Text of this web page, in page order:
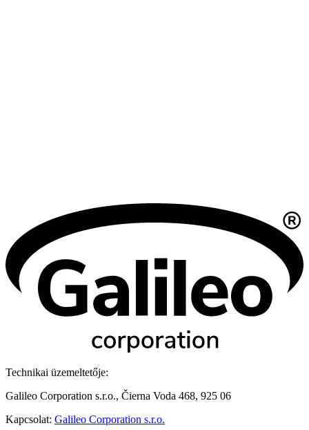
Technikai üzemeltetője:
Galileo Corporation s.r.o., Čierna Voda 468, 925 06
Kapcsolat: Galileo Corporation s.r.o.